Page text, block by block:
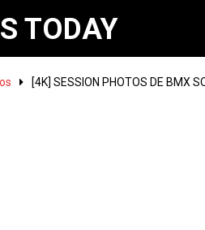
TODAY
[4K] SESSION PHOTOS DE BMX